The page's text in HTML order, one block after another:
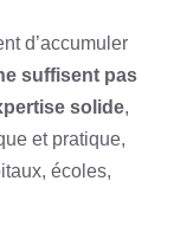
d’accumuler
suffisent pas
solide,
et pratique,
écoles,